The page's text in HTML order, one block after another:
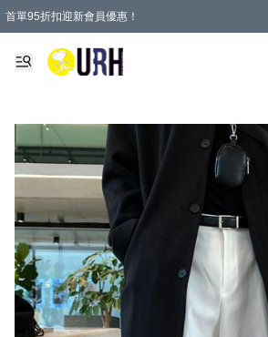
首單95折扣迎新會員優惠！
特選會員可享全單低至 95 折優惠！
單一訂單滿HKD600(澳門HKD800)包郵寄順豐送到家。